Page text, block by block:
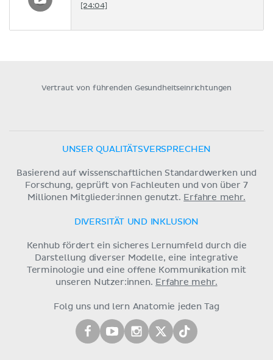
[24:04]
Vertraut von führenden Gesundheitseinrichtungen
UNSER QUALITÄTSVERSPRECHEN
Basierend auf wissenschaftlichen Standardwerken und
Forschung, geprüft von Fachleuten und von über 7
Millionen Mitglieder:innen genutzt. Erfahre mehr.
DIVERSITÄT UND INKLUSION
Kenhub fördert ein sicheres Lernumfeld durch die
Darstellung diverser Modelle, eine integrative
Terminologie und eine offene Kommunikation mit
unseren Nutzer:innen. Erfahre mehr.
Folg uns und lern Anatomie jeden Tag